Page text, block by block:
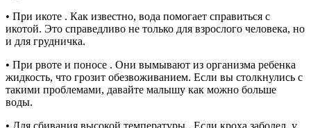
• При икоте . Как известно, вода помогает справиться с
икотой. Это справедливо не только для взрослого человека, но
и для грудничка.
• При рвоте и поносе . Они вымывают из организма ребенка
жидкость, что грозит обезвоживанием. Если вы столкнулись с
такими проблемами, давайте малышу как можно больше
воды.